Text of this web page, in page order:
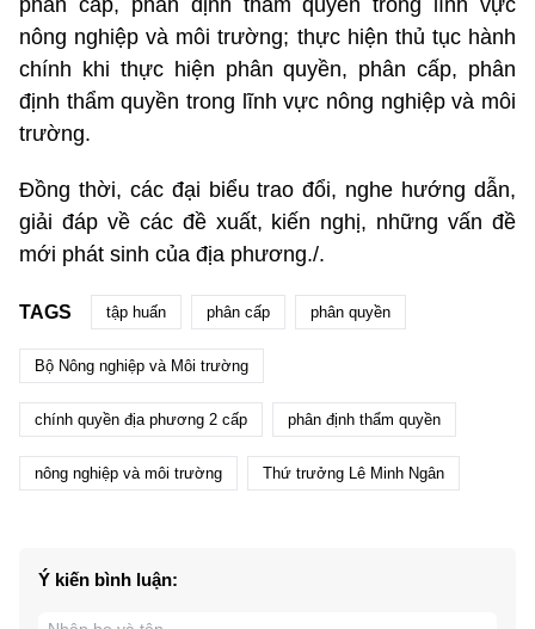
phân cấp, phân định thẩm quyền trong lĩnh vực
nông nghiệp và môi trường; thực hiện thủ tục hành
chính khi thực hiện phân quyền, phân cấp, phân
định thẩm quyền trong lĩnh vực nông nghiệp và môi
trường.
Đồng thời, các đại biểu trao đổi, nghe hướng dẫn,
giải đáp về các đề xuất, kiến nghị, những vấn đề
mới phát sinh của địa phương./.
TAGS tập huấn phân cấp phân quyền
Bộ Nông nghiệp và Môi trường
chính quyền địa phương 2 cấp phân định thẩm quyền
nông nghiệp và môi trường Thứ trưởng Lê Minh Ngân
Ý kiến bình luận: